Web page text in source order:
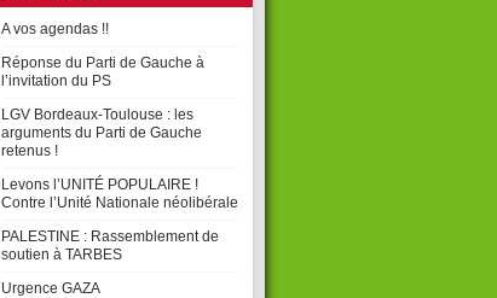
A vos agendas !!
Réponse du Parti de Gauche à
l’invitation du PS
LGV Bordeaux-Toulouse : les
arguments du Parti de Gauche
retenus !
Levons l’UNITÉ POPULAIRE !
Contre l’Unité Nationale néolibérale
PALESTINE : Rassemblement de
soutien à TARBES
Urgence GAZA